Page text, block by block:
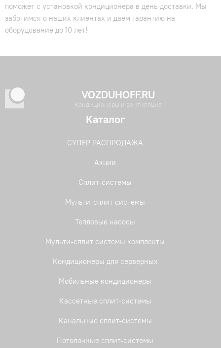
поможет с установкой кондиционера в день доставки. Мы
заботимся о наших клиентах и даем гарантию на
оборудование до 10 лет!
VOZDUHOFF.RU
Кондиционеры и вентиляция
Каталог
СУПЕР РАСПРОДАЖА
Акции
Сплит-системы
Мульти-сплит системы
Тепловые насосы
Мульти-сплит системы комплекты
Кондиционеры для серверных
Мобильные кондиционеры
Кассетные сплит-системы
Канальные сплит-системы
Потолочные сплит-системы